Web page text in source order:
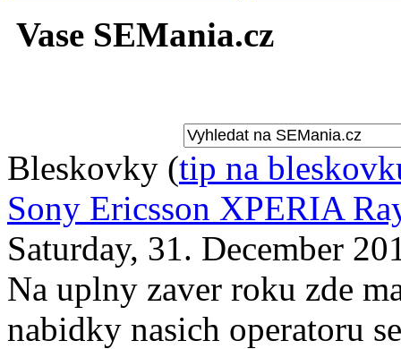
Vase SEMania.cz
Bleskovky (tip na
Sony Ericsson XPERIA
Saturday, 31. December
Na uplny zaver roku zde
nabidky nasich operatoru